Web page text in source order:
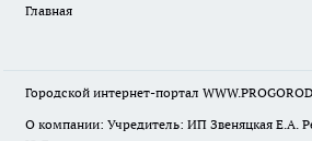
Главная
Городской интернет-портал
О компании: Учредитель: ИП Звеняцкая Е.А.